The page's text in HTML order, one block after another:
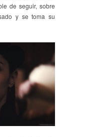
de seguir, sobre
y se toma su